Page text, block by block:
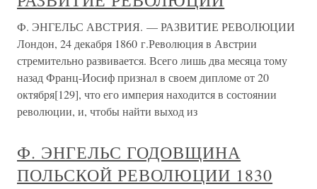
Ф. ЭНГЕЛЬС АВСТРИЯ. — РАЗВИТИЕ РЕВОЛЮЦИИ
Лондон, 24 декабря 1860 г.Революция в Австрии
стремительно развивается. Всего лишь два месяца тому
назад Франц-Иосиф признал в своем дипломе от 20
октября[129], что его империя находится в состоянии
революции, и, чтобы найти выход из
Ф. ЭНГЕЛЬС ГОДОВЩИНА
ПОЛЬСКОЙ РЕВОЛЮЦИИ 1830